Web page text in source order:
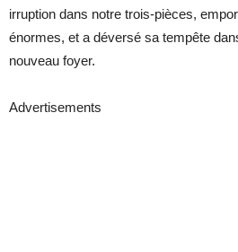
irruption dans notre trois-pièces,
énormes, et a déversé sa tempête
nouveau foyer.
Advertisements